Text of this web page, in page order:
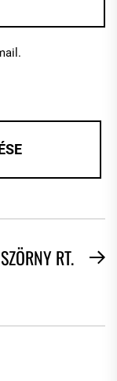
SZÖRNY RT.